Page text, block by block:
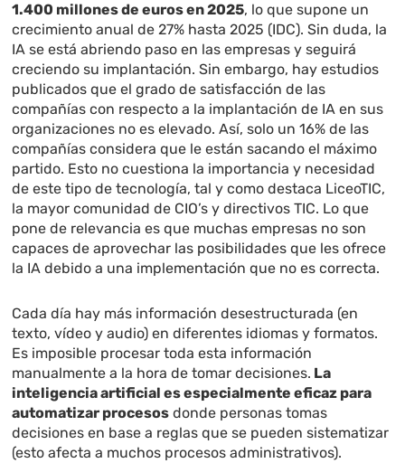
1.400 millones de euros en 2025, lo que supone un
crecimiento anual de 27% hasta 2025 (IDC). Sin duda, la
IA se está abriendo paso en las empresas y seguirá
creciendo su implantación. Sin embargo, hay estudios
publicados que el grado de satisfacción de las
compañías con respecto a la implantación de IA en sus
organizaciones no es elevado. Así, solo un 16% de las
compañías considera que le están sacando el máximo
partido. Esto no cuestiona la importancia y necesidad
de este tipo de tecnología, tal y como destaca LiceoTIC,
la mayor comunidad de CIO’s y directivos TIC. Lo que
pone de relevancia es que muchas empresas no son
capaces de aprovechar las posibilidades que les ofrece
la IA debido a una implementación que no es correcta.
Cada día hay más información desestructurada (en
texto, vídeo y audio) en diferentes idiomas y formatos.
Es imposible procesar toda esta información
manualmente a la hora de tomar decisiones. La
inteligencia artificial es especialmente eficaz para
automatizar procesos donde personas tomas
decisiones en base a reglas que se pueden sistematizar
(esto afecta a muchos procesos administrativos).